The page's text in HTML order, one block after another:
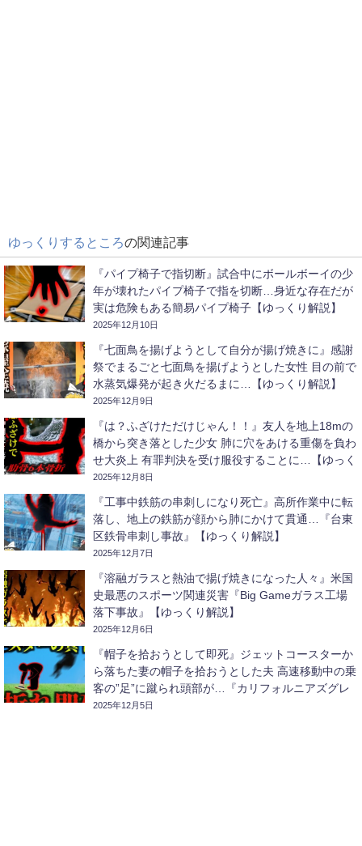
ゆっくりするところの関連記事
『パイプ椅子で指切断』試合中にボールボーイの少
年が壊れたパイプ椅子で指を切断…身近な存在だが
実は危険もある簡易パイプ椅子【ゆっくり解説】
2025年12月10日
『七面鳥を揚げようとして自分が揚げ焼きに』感謝
祭でまるごと七面鳥を揚げようとした女性 目の前で
水蒸気爆発が起き火だるまに…【ゆっくり解説】
2025年12月9日
『は？ふざけただけじゃん！！』友人を地上18mの
橋から突き落とした少女 肺に穴をあける重傷を負わ
せ大炎上 有罪判決を受け服役することに…【ゆっく
り解説】
2025年12月8日
『工事中鉄筋の串刺しになり死亡』高所作業中に転
落し、地上の鉄筋が顔から肺にかけて貫通…『台東
区鉄骨串刺し事故』【ゆっくり解説】
2025年12月7日
『溶融ガラスと熱油で揚げ焼きになった人々』米国
史最悪のスポーツ関連災害『Big Gameガラス工場
落下事故』【ゆっくり解説】
2025年12月6日
『帽子を拾おうとして即死』ジェットコースターか
ら落ちた妻の帽子を拾おうとした夫 高速移動中の乗
客の”足”に蹴られ頭部が…『カリフォルニアズグレ
ートアメリカコースター激突事故』【ゆっくり解
2025年12月5日